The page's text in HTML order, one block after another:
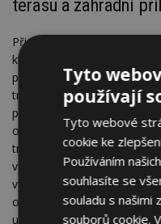
terasu a zahradní
Přiznám se, že nepatřím
kteří každý podzim zahradu
ponechávám zvláště listy
trvalek, které perfektně
pod povrchem půdy.
ochudit se o nevšední
trvalek. Co je ovšem třeba
veškeré technologie,
vyžaduje trávník. Na
ovocných stromů, v
užitečné živočichy a
Tyto
používají
Tyto webové
cookie ke
Používáním
souhlasíte se
souladu s našimi
souborů cookie.